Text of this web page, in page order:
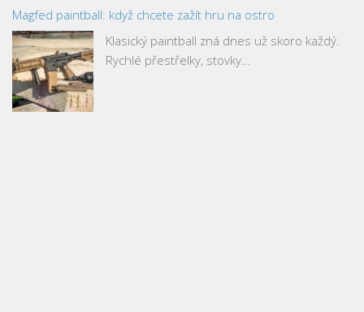
Magfed paintball: když chcete zažít hru na ostro
Klasický paintball zná dnes už skoro každý.
Rychlé přestřelky, stovky…